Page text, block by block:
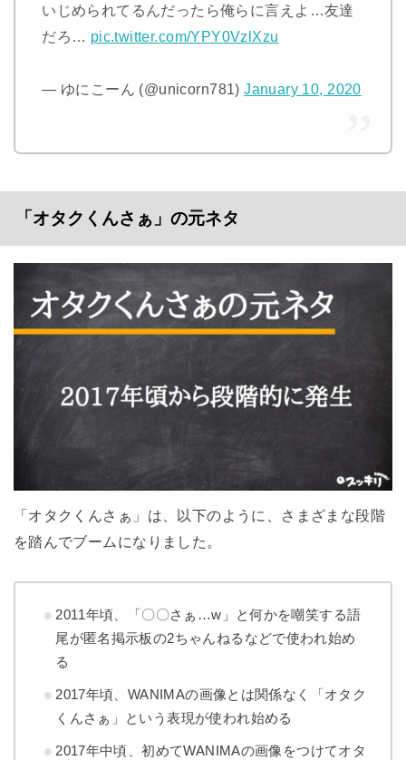
いじめられてるんだったら俺らに言えよ…友達
だろ… pic.twitter.com/YPY0VzlXzu
— ゆにこーん (@unicorn781)January 10, 2020
「オタクくんさぁ」の元ネタ
「オタクくんさぁ」は、以下のように、さまざまな段階
を踏んでブームになりました。
2011年頃、「〇〇さぁ…w」と何かを嘲笑する語
尾が匿名掲示板の2ちゃんねるなどで使われ始め
る
2017年頃、WANIMAの画像とは関係なく「オタク
くんさぁ」という表現が使われ始める
2017年中頃、初めてWANIMAの画像をつけてオタ